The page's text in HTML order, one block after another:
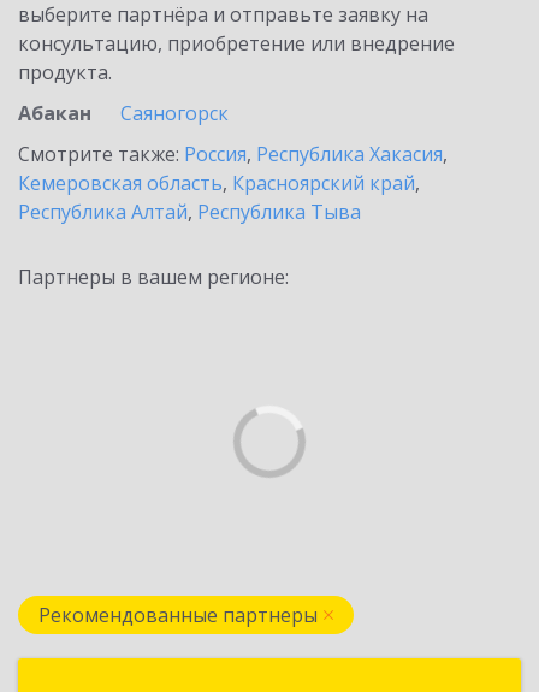
выберите партнёра и отправьте заявку на
консультацию, приобретение или внедрение
продукта.
Абакан
Саяногорск
Смотрите также: Россия, Республика Хакасия,
Кемеровская область, Красноярский край,
Республика Алтай, Республика Тыва
Партнеры в вашем регионе:
Рекомендованные партнеры